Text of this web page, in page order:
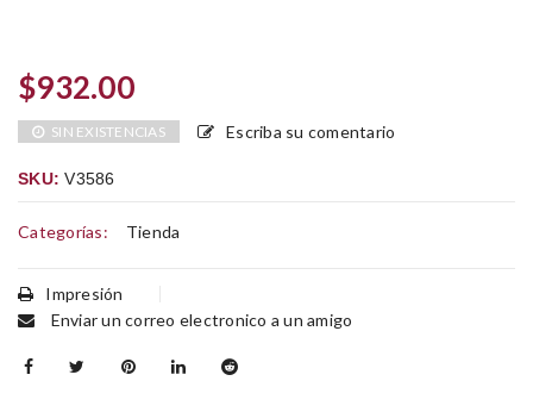
$932.00
SIN EXISTENCIAS Escriba su comentario
SKU:V3586
Categorías: Tienda
Impresión
Enviar un correo electronico a un amigo